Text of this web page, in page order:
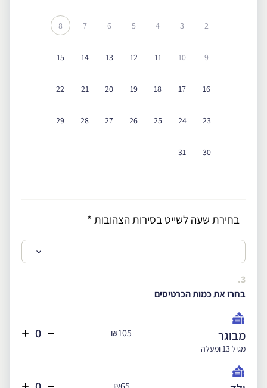
2
3
4
5
6
7
8
9
10
11
12
13
14
15
16
17
18
19
20
21
22
23
24
25
26
27
28
29
30
31
בחירת שעה לשייט בסירות הצהובות *
3.
בחרו את כמות הכרטיסים
מבוגר
מגיל 13 ומעלה
₪105